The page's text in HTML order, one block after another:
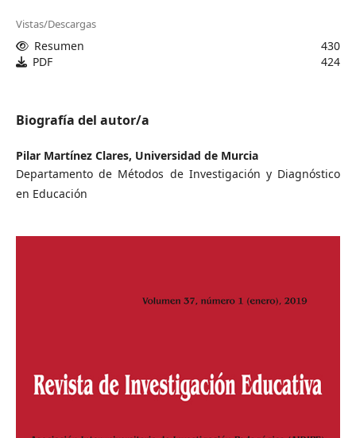
Vistas/Descargas
Resumen
430
PDF
424
Biografía del autor/a
Pilar Martínez Clares, Universidad de Murcia
Departamento de Métodos de Investigación y Diagnóstico
en Educación